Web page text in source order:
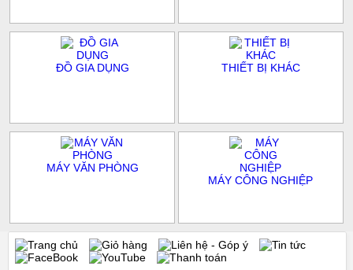
ĐỒ GIA DỤNG THIẾT BỊ KHÁC
MÁY VĂN PHÒNG
MÁY CÔNG NGHIỆP